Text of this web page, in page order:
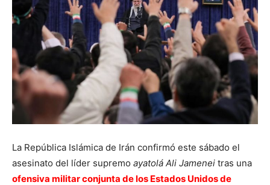
La República Islámica de Irán confirmó este sábado el
asesinato del líder supremo ayatolá Ali Jamenei tras una
ofensiva militar conjunta de los Estados Unidos de